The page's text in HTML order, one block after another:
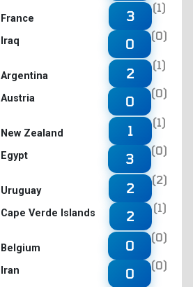
France
Iraq
3
(1)
0
(0)
Argentina
Austria
2
(1)
0
(0)
New Zealand
Egypt
1
(1)
3
(0)
Uruguay
Cape Verde Islands
2
(2)
2
(1)
Belgium
Iran
0
(0)
0
(0)